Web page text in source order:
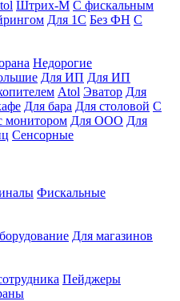
Штрих-М С фискальным
Для 1С Без ФН С
Недорогие
Для ИП Для ИП
Atol Эватор Для
Для бара Для столовой С
монитором Для ООО Для
Сенсорные
Фискальные
Для магазинов
Пейджеры